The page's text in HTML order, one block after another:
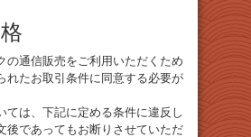
の通信販売をご利用いただくため
れたお取引条件に同意する必要が
ては、下記に定める条件に違反し
後であってもお断りさせていただ